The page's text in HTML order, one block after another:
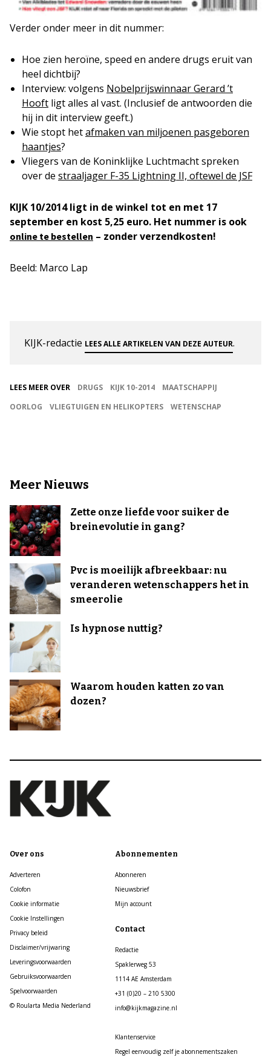
Verder onder meer in dit nummer:
Hoe zien heroïne, speed en andere drugs eruit van
heel dichtbij?
Interview: volgens Nobelprijswinnaar Gerard ’t
Hooft ligt alles al vast. (Inclusief de antwoorden die
hij in dit interview geeft.)
Wie stopt hetafmaken van miljoenen pasgeboren
haantjes?
Vliegers van de Koninklijke Luchtmacht spreken
over de straaljager F-35 Lightning II, oftewel de JSF
KIJK 10/2014 ligt in de winkel tot en met 17
september en kost 5,25 euro. Het nummer is ook
online te bestellen – zonder verzendkosten!
Beeld: Marco Lap
KIJK-redactie LEES ALLE ARTIKELEN VAN DEZE AUTEUR.
LEES MEER OVER DRUGS KIJK 10-2014
MAATSCHAPPIJ
OORLOG
VLIEGTUIGEN EN HELIKOPTERS WETENSCHAP
Meer Nieuws
Zette onze liefde voor suiker de
breinevolutie in gang?
Pvc is moeilijk afbreekbaar: nu
veranderen wetenschappers het in
smeerolie
Is hypnose nuttig?
Waarom houden katten zo van
dozen?
Over ons
Adverteren
Colofon
Cookie informatie
Cookie Instellingen
Privacy beleid
Disclaimer/vrijwaring
Leveringsvoorwaarden
Gebruiksvoorwaarden
Spelvoorwaarden
© Roularta Media Nederland
Abonnementen
Abonneren
Nieuwsbrief
Mijn account
Contact
Redactie
Spaklerweg 53
1114 AE Amsterdam
+31 (0)20 – 210 5300
info@kijkmagazine.nl
Klantenservice
Regel eenvoudig zelf je abonnementszaken